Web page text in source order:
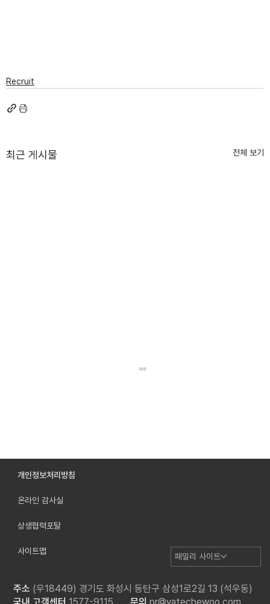
Recruit
최근 게시물 전체 보기
방사선 안전 혁신
개인정보처리방침
온라인 감사실
상생협력포탈
사이트맵
패밀리 사이트
주소 (우18449) 경기도 화성시 동탄구 삼성1로2길 13 (석우동)